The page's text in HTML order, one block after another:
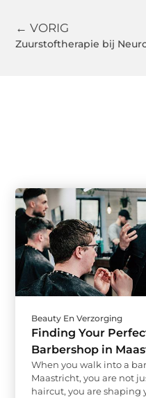
← VORIG
Zuurstoftherapie bij
Beauty En Verzorging
Finding Your
Barbershop in
When you walk into a
Maastricht, you are not
haircut, you are shaping